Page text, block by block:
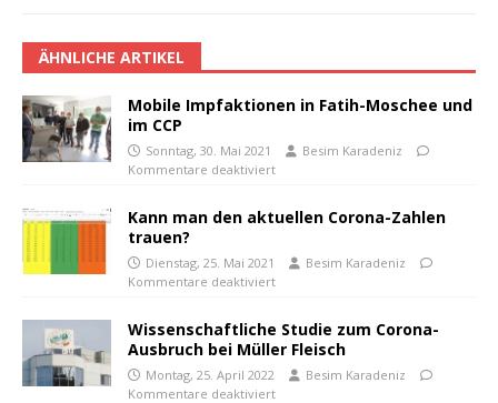
ÄHNLICHE ARTIKEL
Mobile Impfaktionen in Fatih-Moschee und
im CCP
Sonntag, 30. Mai 2021
Besim Karadeniz
Kommentare deaktiviert
Kann man den aktuellen Corona-Zahlen
trauen?
Dienstag, 25. Mai 2021
Besim Karadeniz
Kommentare deaktiviert
Wissenschaftliche Studie zum Corona-
Ausbruch bei Müller Fleisch
Montag, 25. April 2022
Besim Karadeniz
Kommentare deaktiviert